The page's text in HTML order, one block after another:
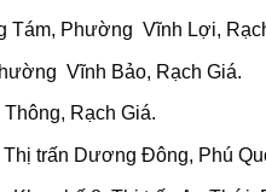
Tám, Phường Vĩnh Lợi,
Vĩnh Bảo, Rạch Giá.
Rạch Giá.
trấn Dương Đông, Phú